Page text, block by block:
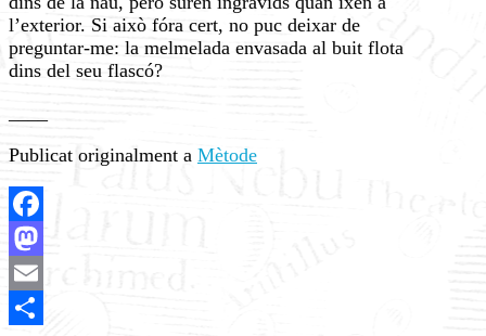
l’exterior. Si això fóra cert, no puc deixar de
preguntar-me: la melmelada envasada al buit flota
dins del seu flascó?
____
Publicat originalment a Mètode
Facebook
Mastodon
Email